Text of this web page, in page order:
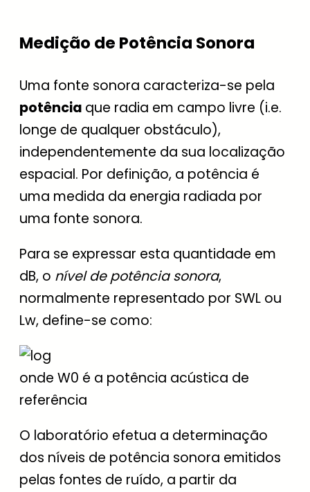
Medição de Potência Sonora
Uma fonte sonora caracteriza-se pela
potência que radia em campo livre (i.e.
longe de qualquer obstáculo),
independentemente da sua localização
espacial. Por definição, a potência é
uma medida da energia radiada por
uma fonte sonora.
Para se expressar esta quantidade em
dB, o nível de potência sonora,
normalmente representado por SWL ou
Lw, define-se como:
onde W0 é a potência acústica de
referência
O laboratório efetua a determinação
dos níveis de potência sonora emitidos
pelas fontes de ruído, a partir da